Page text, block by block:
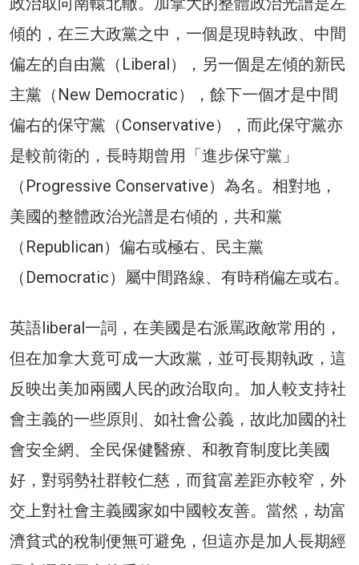
傾的，在三大政黨之中，一個是現時執政、中間
偏左的自由黨（Liberal），另一個是左傾的新民
主黨（New Democratic），餘下一個才是中間
偏右的保守黨（Conservative），而此保守黨亦
是較前衛的，長時期曾用「進步保守黨」
（Progressive Conservative）為名。相對地，
美國的整體政治光譜是右傾的，共和黨
（Republican）偏右或極右、民主黨
（Democratic）屬中間路線、有時稍偏左或右。
英語liberal一詞，在美國是右派罵政敵常用的，
但在加拿大竟可成一大政黨，並可長期執政，這
反映出美加兩國人民的政治取向。加人較支持社
會主義的一些原則、如社會公義，故此加國的社
會安全網、全民保健醫療、和教育制度比美國
好，對弱勢社群較仁慈，而貧富差距亦較窄，外
交上對社會主義國家如中國較友善。當然，劫富
濟貧式的稅制便無可避免，但這亦是加人長期經